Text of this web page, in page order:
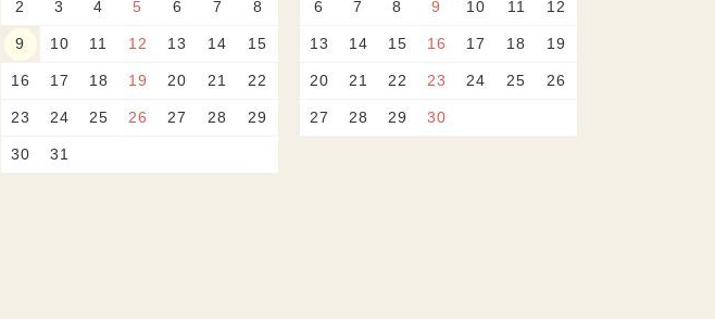
2 3 4 5 6 7 8
9 10 11 12 13 14 15
16 17 18 19 20 21 22
23 24 25 26 27 28 29
30 31
6 7 8 9 10 11 12
13 14 15 16 17 18 19
20 21 22 23 24 25 26
27 28 29 30